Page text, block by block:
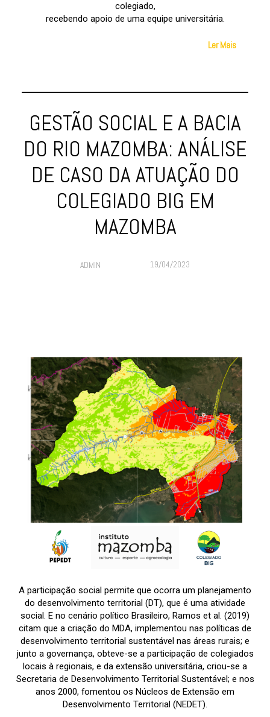
colegiado,
recebendo apoio de uma equipe universitária.
Ler Mais
GESTÃO SOCIAL E A BACIA
DO RIO MAZOMBA: ANÁLISE
DE CASO DA ATUAÇÃO DO
COLEGIADO BIG EM
MAZOMBA
ADMIN 19/04/2023
A participação social permite que ocorra um planejamento
do desenvolvimento territorial (DT), que é uma atividade
social. E no cenário político Brasileiro, Ramos et al. (2019)
citam que a criação do MDA, implementou nas políticas de
desenvolvimento territorial sustentável nas áreas rurais; e
junto a governança, obteve-se a participação de colegiados
locais à regionais, e da extensão universitária, criou-se a
Secretaria de Desenvolvimento Territorial Sustentável; e nos
anos 2000, fomentou os Núcleos de Extensão em
Desenvolvimento Territorial (NEDET).